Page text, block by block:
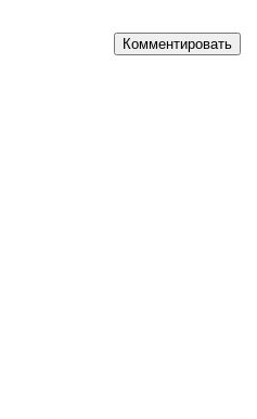
Комментировать